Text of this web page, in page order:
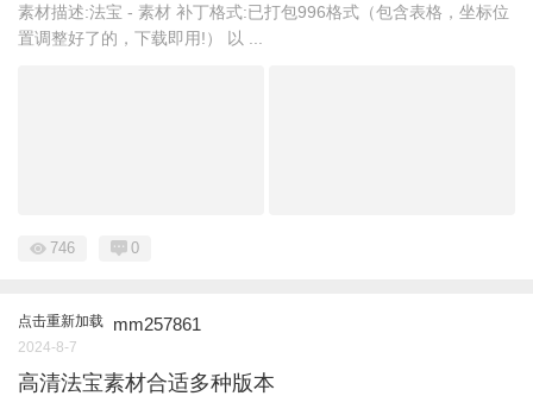
素材描述:法宝 - 素材 补丁格式:已打包996格式（包含表格，坐标位
置调整好了的，下载即用!） 以 ...
746 0
点击重新加载 mm257861
2024-8-7
高清法宝素材合适多种版本